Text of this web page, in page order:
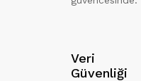
Veri
Güvenliği